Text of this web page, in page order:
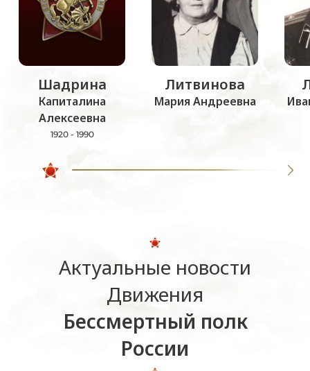
Шадрина
Капиталина
Алексеевна
1920 - 1990
Литвинова
Мария Андреевна
Актуальные новости
Движения
Бессмертный полк
России